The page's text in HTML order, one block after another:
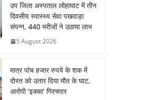
उप जिला अस्पताल लोहाघाट में तीन
दिवसीय स्वास्थ्य सेवा पखवाड़ा
संपन्न, 440 मरीजों ने उठाया लाभ
5 August 2026
मात्र पांच हजार रुपये के शक में
दोस्त को उतार दिया मौत के घाट,
आरोपी ‘इक्का’ गिरफ्तार